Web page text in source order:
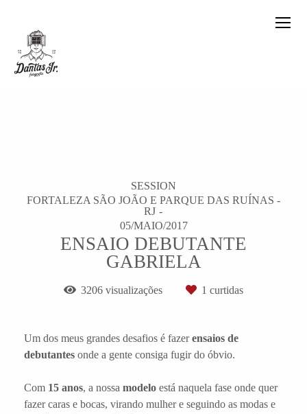
SESSION
FORTALEZA SÃO JOÃO E PARQUE DAS RUÍNAS -
RJ
05/MAIO/2017
ENSAIO DEBUTANTE
GABRIELA
3206 visualizações 1 curtidas
Um dos meus grandes desafios é fazerensaios de
debutantes onde a gente consiga fugir do óbvio.
Com 15 anos, a nossa modelo está naquela fase onde quer
fazer caras e bocas, virando mulher e seguindo as modas e